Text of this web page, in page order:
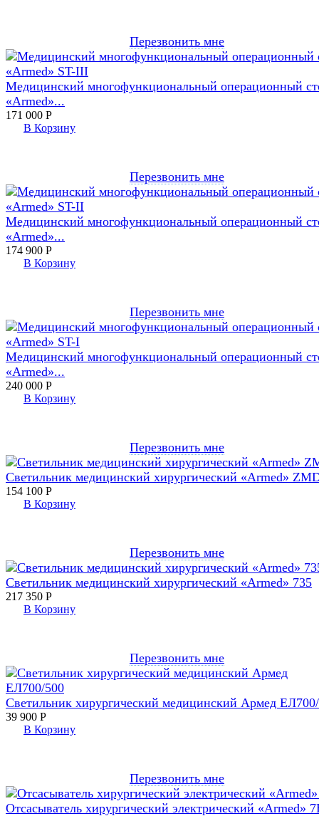
Перезвонить мне
Медицинский многофункциональный операционный
«Armed»...
171 000 Р
В Корзину
Перезвонить мне
Медицинский многофункциональный операционный
«Armed»...
174 900 Р
В Корзину
Перезвонить мне
Медицинский многофункциональный операционный
«Armed»...
240 000 Р
В Корзину
Перезвонить мне
Светильник медицинский хирургический «Armed»
154 100 Р
В Корзину
Перезвонить мне
Светильник медицинский хирургический «Armed» 735
217 350 Р
В Корзину
Перезвонить мне
Светильник хирургический медицинский Армед
39 900 Р
В Корзину
Перезвонить мне
Отсасыватель хирургический электрический «Armed»